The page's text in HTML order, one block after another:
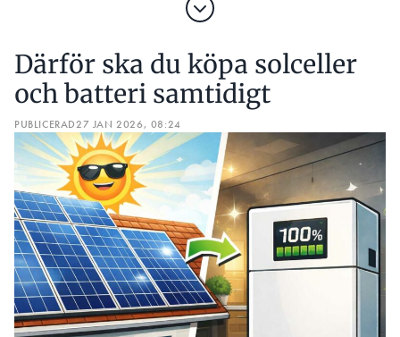
Därför ska du köpa solceller
och batteri samtidigt
PUBLICERAD27 JAN 2026, 08:24